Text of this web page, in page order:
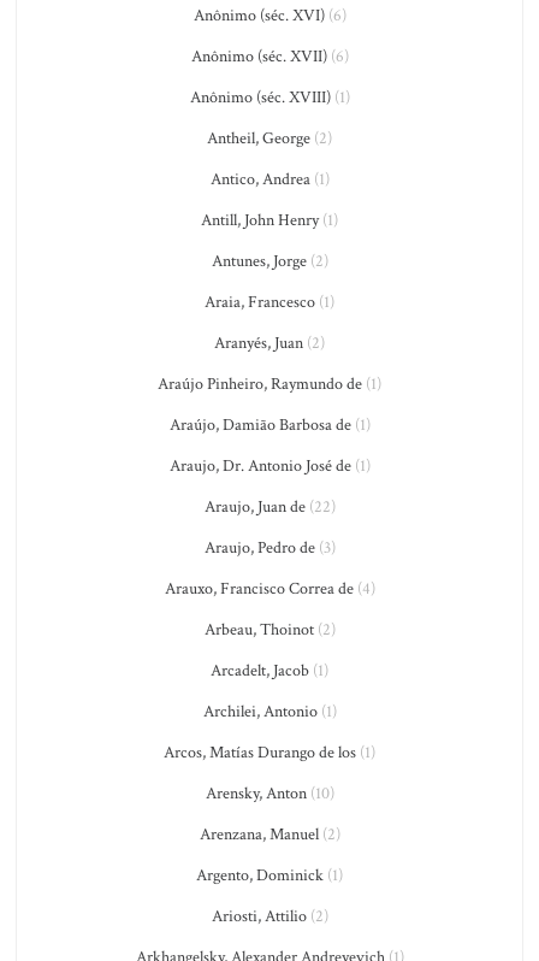
Anônimo (séc. XVI)(6)
Anônimo (séc. XVII)(6)
Anônimo (séc. XVIII)(1)
Antheil, George (2)
Antico, Andrea(1)
Antill, John Henry(1)
Antunes, Jorge(2)
Araia, Francesco (1)
Aranyés, Juan (2)
Araújo Pinheiro, Raymundo de (1)
Araújo, Damião Barbosa de(1)
Araujo, Dr. Antonio José de(1)
Araujo, Juan de(22)
Araujo, Pedro de(3)
Arauxo, Francisco Correa de(4)
Arbeau, Thoinot(2)
Arcadelt, Jacob (1)
Archilei, Antonio(1)
Arcos, Matías Durango de los (1)
Arensky, Anton(10)
Arenzana, Manuel(2)
Argento, Dominick (1)
Ariosti, Attilio(2)